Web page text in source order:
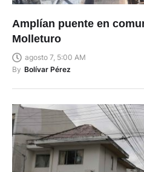
Amplían puente en
Molleturo
agosto 7, 5:00 AM
By Bolívar Pérez